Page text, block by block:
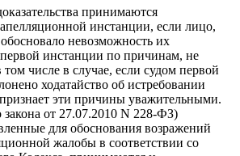
принимаются
инстанции, если лицо,
невозможность их
первой инстанции по причинам, не
числе в случае, если судом первой
ходатайство об истребовании
признает эти причины уважительными.
от 27.07.2010 N 228-ФЗ)
для обоснования возражений
жалобы в соответствии со